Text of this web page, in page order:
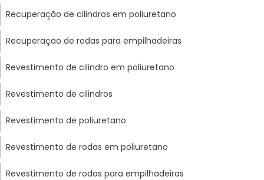
Recuperação de cilindros em poliuretano
Recuperação de rodas para empilhadeiras
Revestimento de cilindro em poliuretano
Revestimento de cilindros
Revestimento de poliuretano
Revestimento de rodas em poliuretano
Revestimento de rodas para empilhadeiras